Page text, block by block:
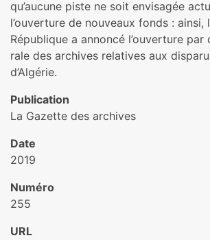
qu’aucune piste ne soit envi­sa­gée
l’ouver­ture de nou­veaux fonds : ainsi,
République a annoncé l’ouver­ture
rale des archi­ves rela­ti­ves aux
d’Algérie.
Publication
La Gazette des archives
Date
2019
Numéro
255
URL